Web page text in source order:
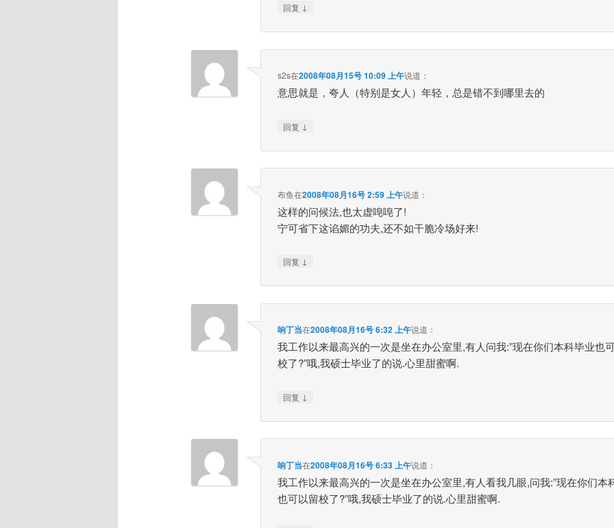
回复 ↓
s2s在2008年08月15号 10:09 上午说道：
意思就是，夸人（特别是女人）年轻，总是错不到哪里去的
回复 ↓
布鱼在2008年08月16号 2:59 上午说道：
这样的问候法,也太虚唣唣了!
宁可省下这谄媚的功夫,还不如干脆冷场好来!
回复 ↓
响丁当在2008年08月16号 6:32 上午说道：
我工作以来最高兴的一次是坐在办公室里,有人问我:”现在你们本科毕业也
校了?”哦,我硕士毕业了的说.心里甜蜜啊.
回复 ↓
响丁当在2008年08月16号 6:33 上午说道：
我工作以来最高兴的一次是坐在办公室里,有人看我几眼,问我:”现在你们本
也可以留校了?”哦,我硕士毕业了的说.心里甜蜜啊.